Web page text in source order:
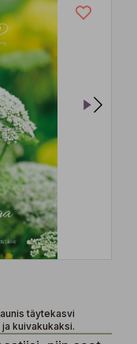
täytekasvi
kuivakukaksi.